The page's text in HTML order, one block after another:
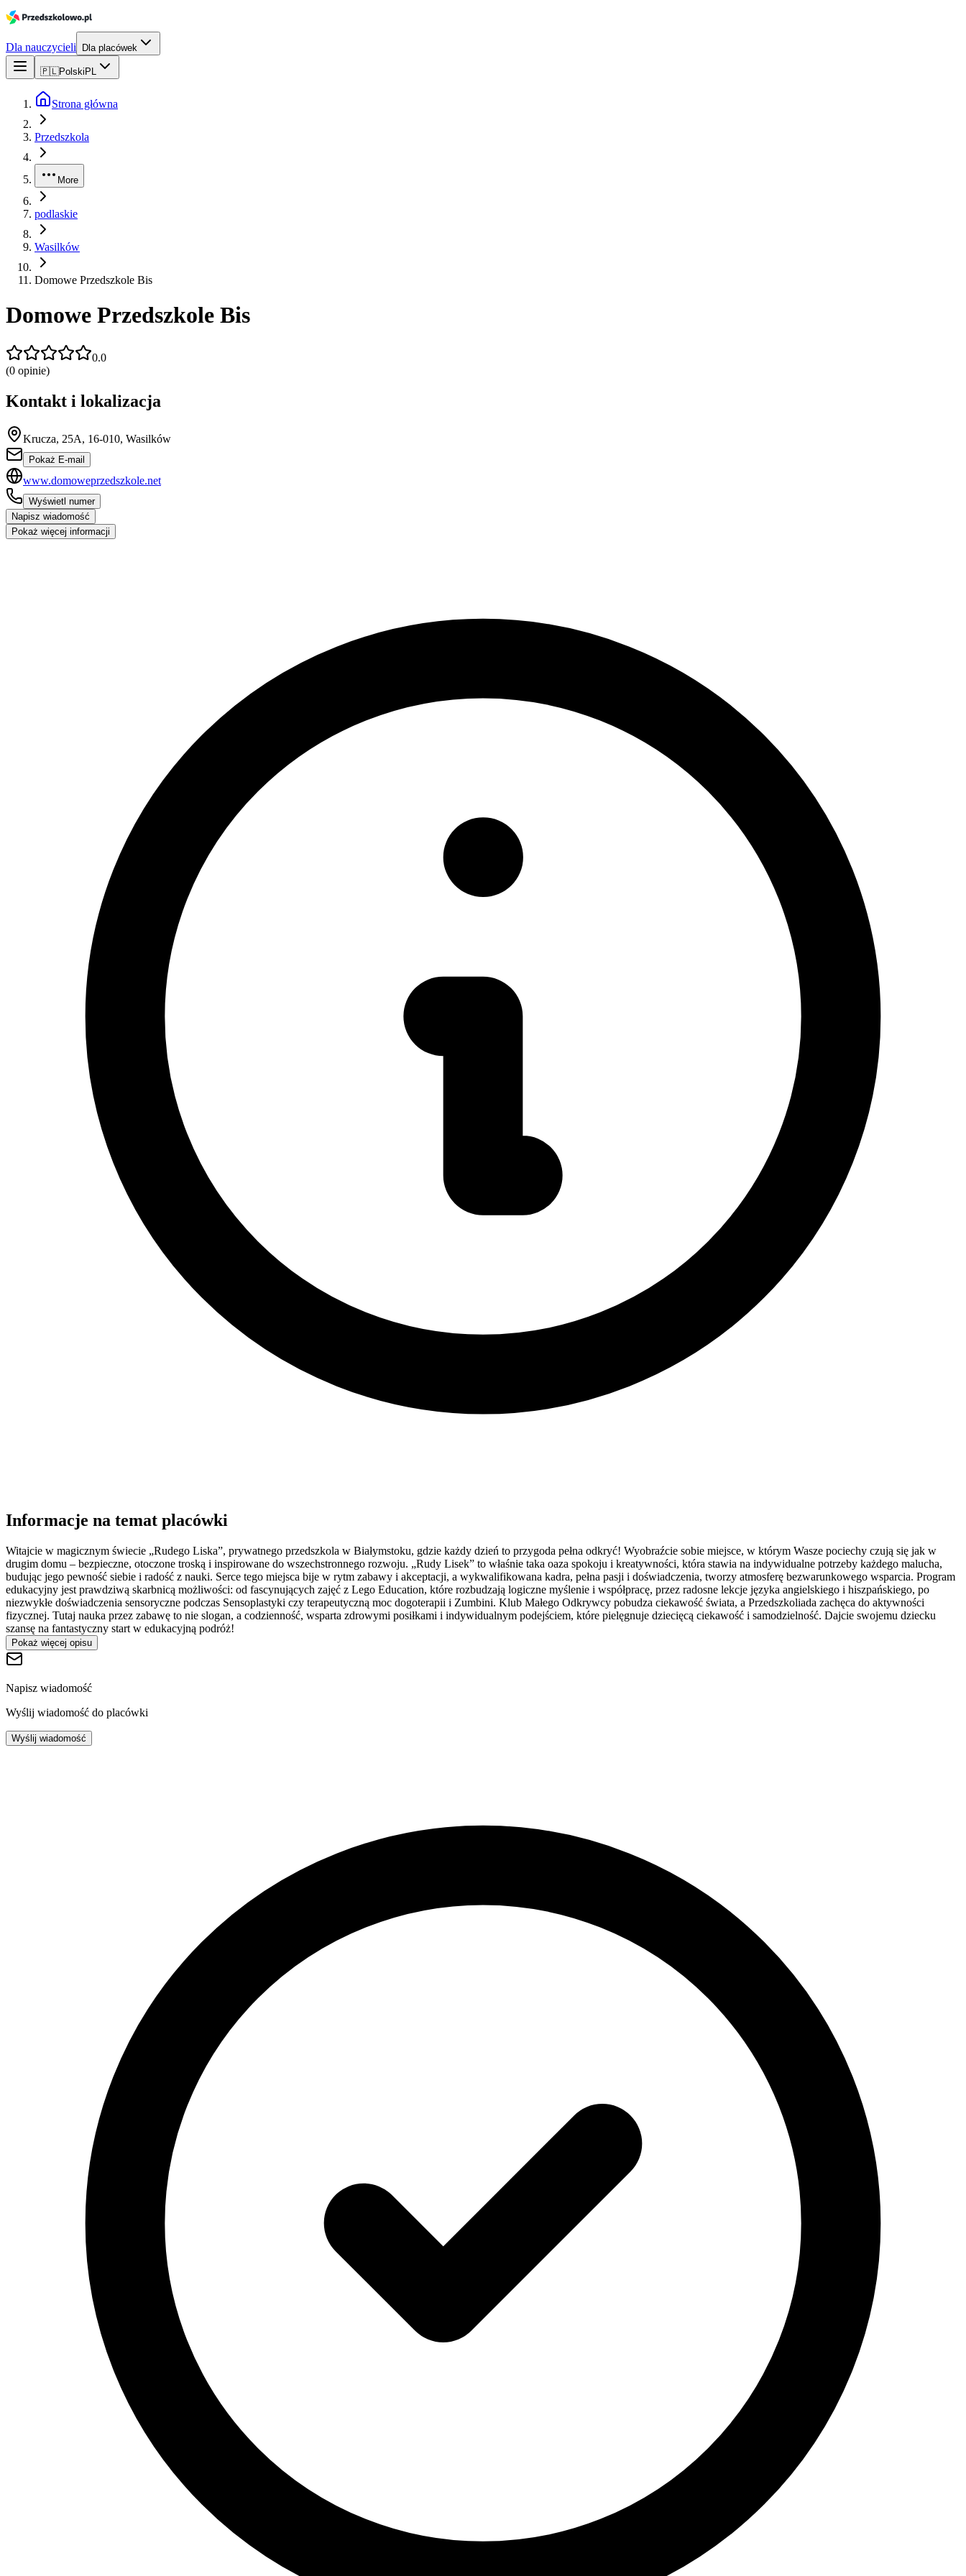
Dla nauczycieli Dla placówek
🇵🇱Polski PL
Strona główna
Przedszkola
More
podlaskie
Wasilków
Domowe Przedszkole Bis
Domowe Przedszkole Bis
0.0
(0 opinie)
Kontakt i lokalizacja
Krucza, 25A, 16-010, Wasilków
Pokaż E-mail
www.domoweprzedszkole.net
Wyświetl numer
Napisz wiadomość
Pokaż więcej informacji
Informacje na temat placówki
Witajcie w magicznym świecie „Rudego Liska”, prywatnego przedszkola w Białymstoku, gdzie każdy dzień to przygoda pełna odkryć! Wyobraźcie sobie miejsce, w którym Wasze pociechy czują się jak w
drugim domu – bezpieczne, otoczone troską i inspirowane do wszechstronnego rozwoju. „Rudy Lisek” to właśnie taka oaza spokoju i kreatywności, która stawia na indywidualne potrzeby każdego malucha,
budując jego pewność siebie i radość z nauki. Serce tego miejsca bije w rytm zabawy i akceptacji, a wykwalifikowana kadra, pełna pasji i doświadczenia, tworzy atmosferę bezwarunkowego wsparcia. Program
edukacyjny jest prawdziwą skarbnicą możliwości: od fascynujących zajęć z Lego Education, które rozbudzają logiczne myślenie i współpracę, przez radosne lekcje języka angielskiego i hiszpańskiego, po
niezwykłe doświadczenia sensoryczne podczas Sensoplastyki czy terapeutyczną moc dogoterapii i Zumbini. Klub Małego Odkrywcy pobudza ciekawość świata, a Przedszkoliada zachęca do aktywności
fizycznej. Tutaj nauka przez zabawę to nie slogan, a codzienność, wsparta zdrowymi posiłkami i indywidualnym podejściem, które pielęgnuje dziecięcą ciekawość i samodzielność. Dajcie swojemu dziecku
szansę na fantastyczny start w edukacyjną podróż!
Pokaż więcej opisu
Napisz wiadomość
Wyślij wiadomość do placówki
Wyślij wiadomość